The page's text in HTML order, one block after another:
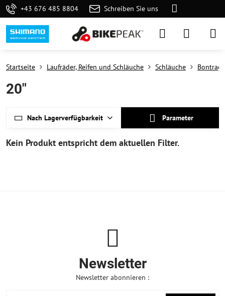
+43 676 485 8804 Schreiben Sie uns
Startseite Laufräder, Reifen und Schläuche Schläuche
20"
Nach Lagerverfügbarkeit Parameter
Newsletter
Newsletter abonnieren :